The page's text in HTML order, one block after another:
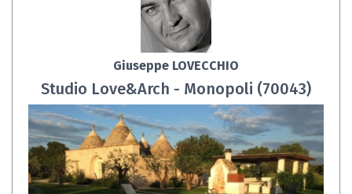
Giuseppe LOVECCHIO
Studio Love&Arch - Monopoli (70043)